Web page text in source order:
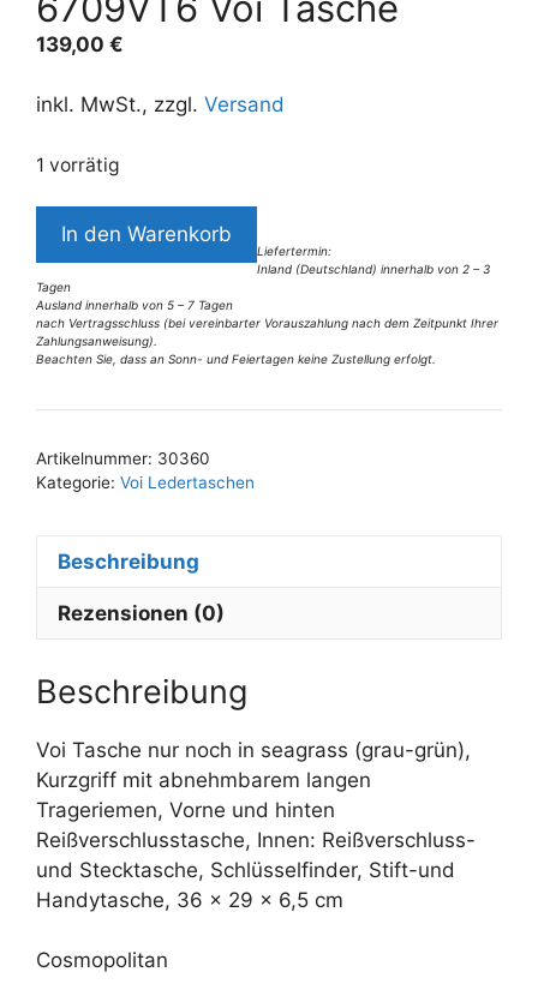
139,00 €
inkl. MwSt., zzgl. Versand
1 vorrätig
6709VT6
Tasche
Menge
In den Warenkorb
Liefertermin:
Inland (Deutschland) innerhalb von 2 – 3
Tagen
Ausland innerhalb von 5 – 7 Tagen
nach Vertragsschluss (bei vereinbarter Vorauszahlung nach dem Zeitpunkt Ihrer
Zahlungsanweisung).
Beachten Sie, dass an Sonn- und Feiertagen keine Zustellung erfolgt.
l
e
t
e
Artikelnummer: 30360
Kategorie: Voi Ledertaschen
Beschreibung
Rezensionen (0)
Beschreibung
Voi Tasche nur noch in seagrass (grau-grün),
Kurzgriff mit abnehmbarem langen
Trageriemen, Vorne und hinten
Reißverschlusstasche, Innen: Reißverschluss-
und Stecktasche, Schlüsselfinder, Stift-und
Handytasche, 36 x 29 x 6,5 cm
Cosmopolitan